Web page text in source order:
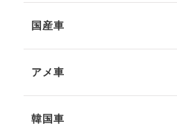
国産車
アメ車
韓国車